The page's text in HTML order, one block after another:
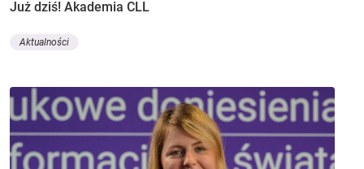
Już dziś! Akademia CLL
Aktualności